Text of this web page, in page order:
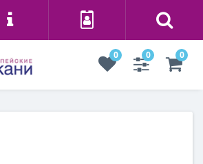
0 0 0